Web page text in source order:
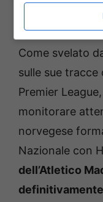
Come svelato
sulle sue tracce
Premier
monitorare
norvegese
Nazionale con
dell’Atletico